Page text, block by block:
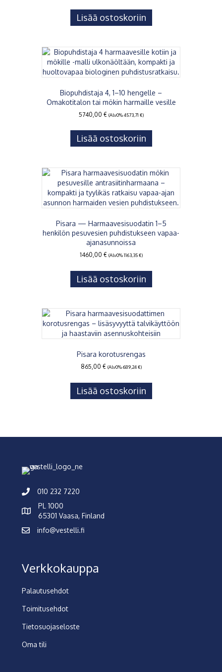
Lisää ostoskoriin
Biopuhdistaja 4, 1–10 hengelle –
Omakotitalon tai mökin harmaille vesille
5740,00 € (Alv0%4573,71 €)
Lisää ostoskoriin
Pisara — Harmaavesisuodatin 1–5
henkilön pesuvesien puhdistukseen vapaa-
ajanasunnoissa
1460,00 € (Alv0%1163,35€)
Lisää ostoskoriin
Pisara korotusrengas
865,00 € (Alv0%689,24€)
Lisää ostoskoriin
010 232 7220
PL 1000
65301 Vaasa, Finland
info@vestelli.fi
Verkkokauppa
Palautusehdot
Toimitusehdot
Tietosuojaseloste
Oma tili